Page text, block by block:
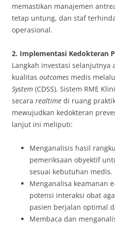
memastikan manajemen
tetap untung, dan staf
operasional.
2. Implementasi Kedokteran
Langkah investasi selanjutnya
kualitas outcomes medis
System (CDSS). Sistem RME
secara realtime di ruang
mewujudkan kedokteran
lanjut ini meliputi:
Menganalisis hasil
pemeriksaan obyektif
sesuai kebutuhan medis.
Menganalisa keamanan
potensi interaksi obat
pasien berjalan optimal
Membaca dan